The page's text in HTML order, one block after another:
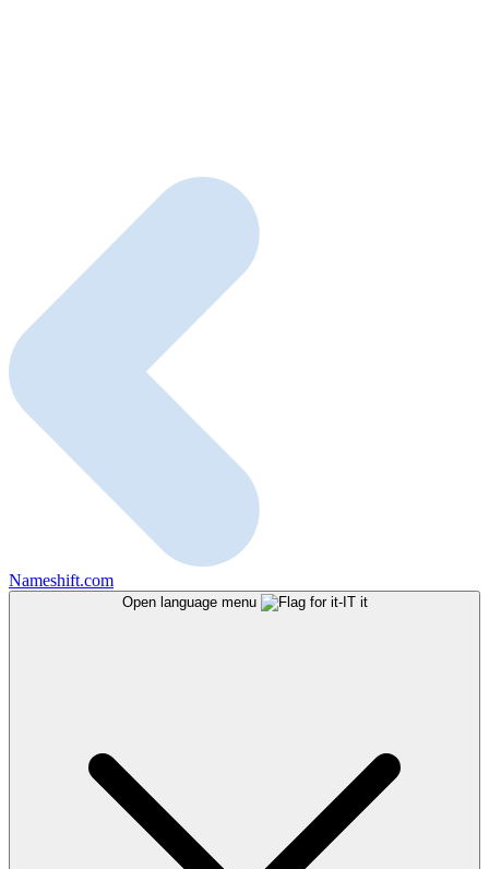
Nameshift.com
Open language menu it